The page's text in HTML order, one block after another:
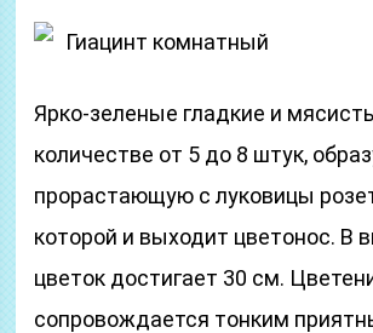
Гиацинт комнатный
Ярко-зеленые гладкие и
количестве от 5 до 8 штук,
прорастающую с луковицы
которой и выходит цветонос. В
цветок достигает 30 см.
сопровождается тонким